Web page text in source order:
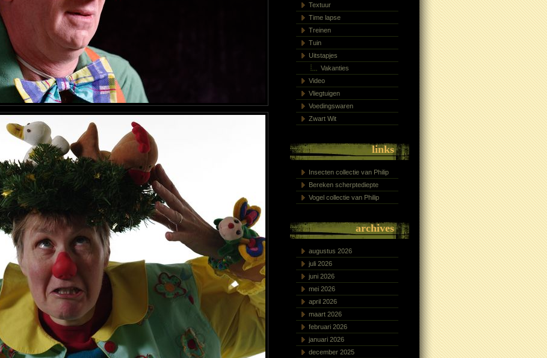
Textuur
Time lapse
Treinen
Tuin
Uitstapjes
Vakanties
Video
Vliegtuigen
Voedingswaren
Zwart Wit
links
Insecten collectie van Philip
Bereken scherptediepte
Vogel collectie van Philip
archives
augustus 2026
juli 2026
juni 2026
mei 2026
april 2026
maart 2026
februari 2026
januari 2026
december 2025